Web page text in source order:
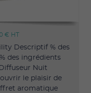
€ HT
Descriptif % des
des ingrédients
Nuit
le plaisir de
aromatique